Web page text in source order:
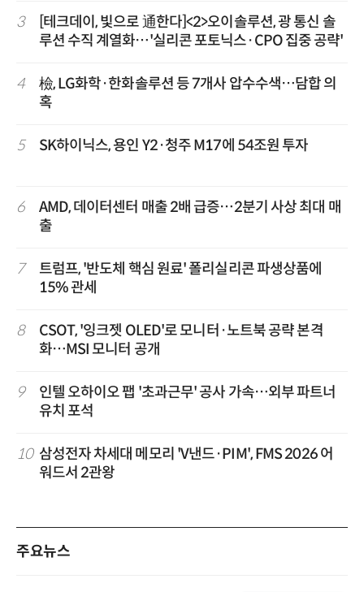
3
[테크데이, 빛으로 通한다]<2>오이솔루션, 광 통신 솔
루션 수직 계열화…'실리콘 포토닉스·CPO 집중 공략'
4
檢, LG화학·한화솔루션 등 7개사 압수수색…담합 의
혹
5 SK하이닉스, 용인 Y2·청주 M17에 54조원 투자
6
AMD, 데이터센터 매출 2배 급증…2분기 사상 최대 매
출
7
트럼프, '반도체 핵심 원료' 폴리실리콘 파생상품에
15% 관세
8
CSOT, '잉크젯 OLED'로 모니터·노트북 공략 본격
화…MSI 모니터 공개
9
인텔 오하이오 팹 '초과근무' 공사 가속…외부 파트너
유치 포석
10 삼성전자 차세대 메모리 'V낸드·PIM', FMS 2026 어
워드서 2관왕
주요뉴스